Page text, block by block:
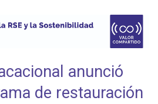
anunció
de restauración